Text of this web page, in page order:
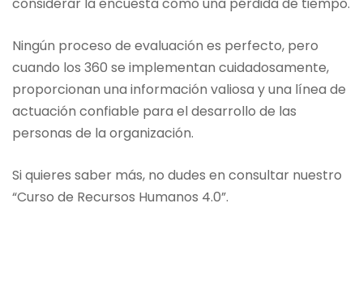
Ningún proceso de evaluación es perfecto, pero
cuando los 360 se implementan cuidadosamente,
proporcionan una información valiosa y una línea de
actuación confiable para el desarrollo de las
personas de la organización.
Si quieres saber más, no dudes en consultar nuestro
“Curso de Recursos Humanos 4.0”.